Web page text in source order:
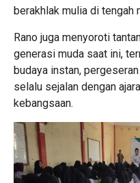
berakhlak mulia di tengah
Rano juga menyoroti
generasi muda saat ini,
budaya instan,
selalu sejalan dengan
kebangsaan.